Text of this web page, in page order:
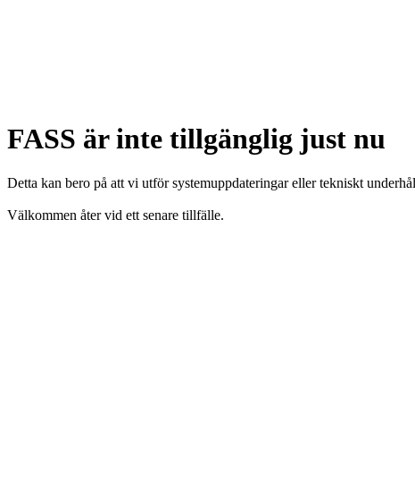
FASS är inte tillgänglig just nu
Detta kan bero på att vi utför systemuppdateringar eller tekniskt
Välkommen åter vid ett senare tillfälle.